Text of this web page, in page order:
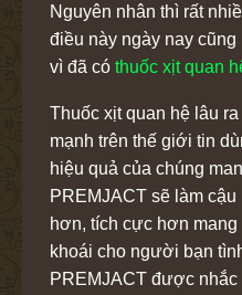
Nguyên nhân thì rất
điều này ngày nay
vì đã có thuốc xịt quan
Thuốc xịt quan hệ lâu
mạnh trên thế giới tin
hiệu quả của chúng
PREMJACT sẽ làm cậu
hơn, tích cực hơn mang
khoái cho người bạn
PREMJACT được